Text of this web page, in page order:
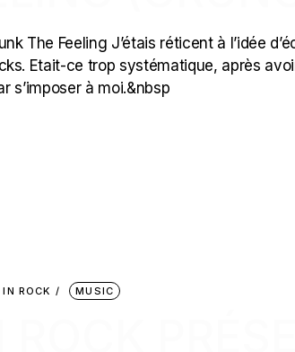
The Feeling J’étais réticent à l’idée
Etait-ce trop systématique, après
s’imposer à moi.&nbsp
ROCK MUSIC